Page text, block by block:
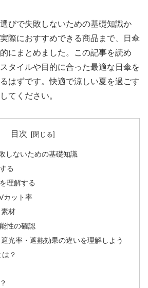
びで失敗しないための基礎知識か
際におすすめできる商品まで、日傘
にまとめました。この記事を読め
タイルや目的に合った最適な日傘を
はずです。快適で涼しい夏を過ごす
てください。
目次
しないための基礎知識
る
理解する
カット率
材
性の確認
光率・遮熱効果の違いを理解しよう
？